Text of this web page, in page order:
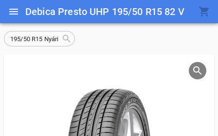
Debica Presto UHP 195/50 R15 82 V
195/50 R15 Nyári